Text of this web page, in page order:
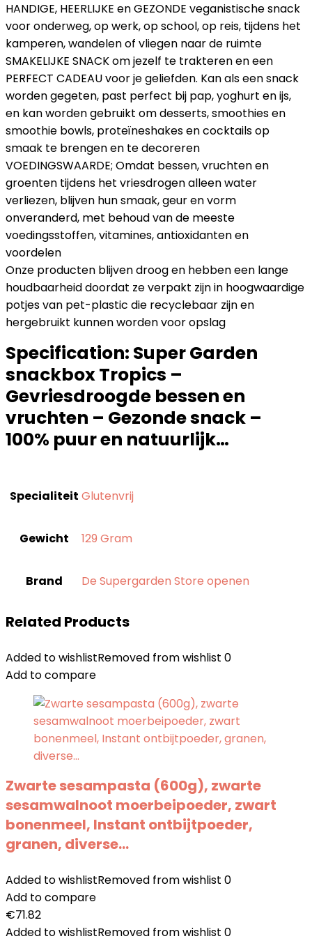
HANDIGE, HEERLIJKE en GEZONDE veganistische snack
voor onderweg, op werk, op school, op reis, tijdens het
kamperen, wandelen of vliegen naar de ruimte
SMAKELIJKE SNACK om jezelf te trakteren en een
PERFECT CADEAU voor je geliefden. Kan als een snack
worden gegeten, past perfect bij pap, yoghurt en ijs,
en kan worden gebruikt om desserts, smoothies en
smoothie bowls, proteïneshakes en cocktails op
smaak te brengen en te decoreren
VOEDINGSWAARDE; Omdat bessen, vruchten en
groenten tijdens het vriesdrogen alleen water
verliezen, blijven hun smaak, geur en vorm
onveranderd, met behoud van de meeste
voedingsstoffen, vitamines, antioxidanten en
voordelen
Onze producten blijven droog en hebben een lange
houdbaarheid doordat ze verpakt zijn in hoogwaardige
potjes van pet-plastic die recyclebaar zijn en
hergebruikt kunnen worden voor opslag
Specification: Super Garden
snackbox Tropics –
Gevriesdroogde bessen en
vruchten – Gezonde snack –
100% puur en natuurlijk…
Specialiteit ‎Glutenvrij
Gewicht ‎129 Gram
Brand De Supergarden Store openen
Related Products
Added to wishlistRemoved from wishlist 0
Add to compare
Zwarte sesampasta (600g), zwarte
sesamwalnoot moerbeipoeder, zwart
bonenmeel, Instant ontbijtpoeder,
granen, diverse…
Added to wishlistRemoved from wishlist 0
Add to compare
€71.82
Added to wishlistRemoved from wishlist 0